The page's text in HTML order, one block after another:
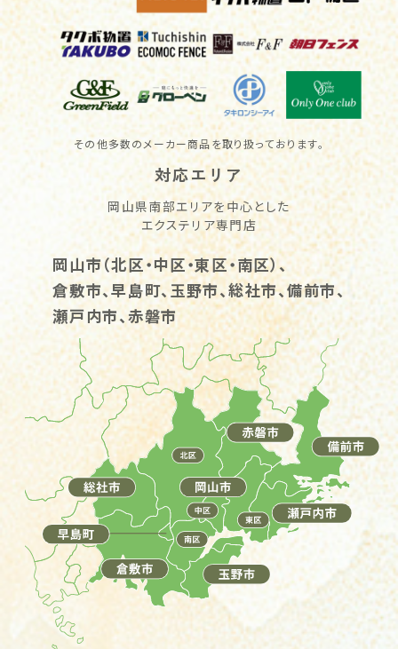
その他多数のメーカー商品を取り扱っております。
対応エリア
岡山県南部エリアを中心とした
エクステリア専門店
岡山市（北区・中区・東区・南区）、
倉敷市、早島町、玉野市、総社市、備前市、
瀬戸内市、赤磐市